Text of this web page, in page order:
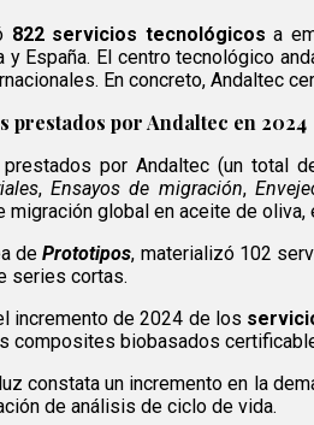
822 servicios tecnológicosa
y España. El centro tecnológico
En concreto, Andaltec
prestados por Andaltec en 2024
prestados por Andaltec (un total
,Ensayos de migración,
global en aceite de
dePrototipos, materializó 102
series cortas.
incremento de 2024 de los
composites biobasados
constata un incremento en la
de análisis de ciclo de vida.